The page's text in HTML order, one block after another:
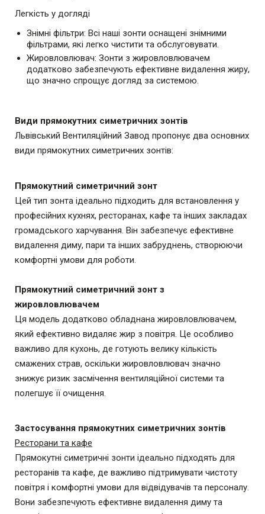
Легкість у догляді
Знімні фільтри: Всі наші зонти оснащені знімними
фільтрами, які легко чистити та обслуговувати.
Жировловлювач: Зонти з жировловлювачем
додатково забезпечують ефективне видалення жиру,
що значно спрощує догляд за системою.
Види прямокутних симетричних зонтів
Львівський Вентиляційний Завод пропонує два основних
види прямокутних симетричних зонтів:
Прямокутний симетричний зонт
Цей тип зонта ідеально підходить для встановлення у
професійних кухнях, ресторанах, кафе та інших закладах
громадського харчування. Він забезпечує ефективне
видалення диму, пари та інших забруднень, створюючи
комфортні умови для роботи.
Прямокутний симетричний зонт з
жировловлювачем
Ця модель додатково обладнана жировловлювачем,
який ефективно видаляє жир з повітря. Це особливо
важливо для кухонь, де готують велику кількість
смажених страв, оскільки жировловлювач значно
знижує ризик засмічення вентиляційної системи та
полегшує її очищення.
Застосування прямокутних симетричних зонтів
Ресторани та кафе
Прямокутні симетричні зонти ідеально підходять для
ресторанів та кафе, де важливо підтримувати чистоту
повітря і комфортні умови для відвідувачів та персоналу.
Вони забезпечують ефективне видалення диму та